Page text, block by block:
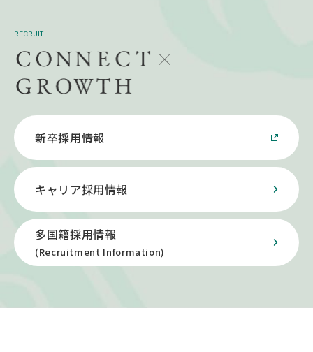
RECRUIT
新卒採用情報
キャリア採用情報
多国籍採用情報
(Recruitment Information)